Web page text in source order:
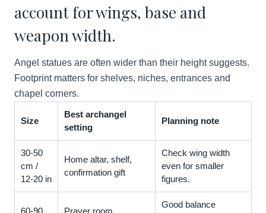
account for wings, base and
weapon width.
Angel statues are often wider than their height suggests.
Footprint matters for shelves, niches, entrances and
chapel corners.
Size
Best archangel
setting
Planning note
30-50
cm /
12-20 in
Home altar, shelf,
confirmation gift
Check wing width
even for smaller
figures.
60-90
Prayer room,
Good balance